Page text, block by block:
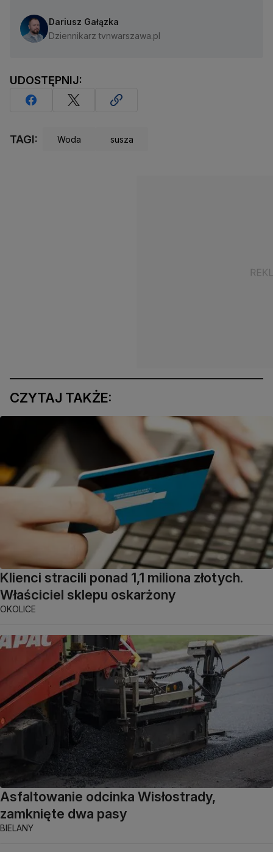
Dariusz Gałązka
Dziennikarz tvnwarszawa.pl
UDOSTĘPNIJ:
TAGI: Woda susza
CZYTAJ TAKŻE:
Klienci stracili ponad 1,1 miliona złotych.
Właściciel sklepu oskarżony
OKOLICE
Asfaltowanie odcinka Wisłostrady,
zamknięte dwa pasy
BIELANY